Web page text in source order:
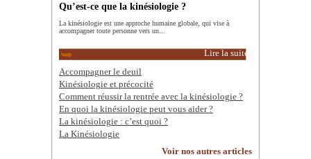
Qu’est-ce que la kinésiologie ?
La kinésiologie est une approche humaine globale, qui vise à
accompagner toute personne vers un...
Lire la suite
Accompagner le deuil
Kinésiologie et précocité
Comment réussir la rentrée avec la kinésiologie ?
En quoi la kinésiologie peut vous aider ?
La kinésiologie : c’est quoi ?
La Kinésiologie
Voir nos autres articles